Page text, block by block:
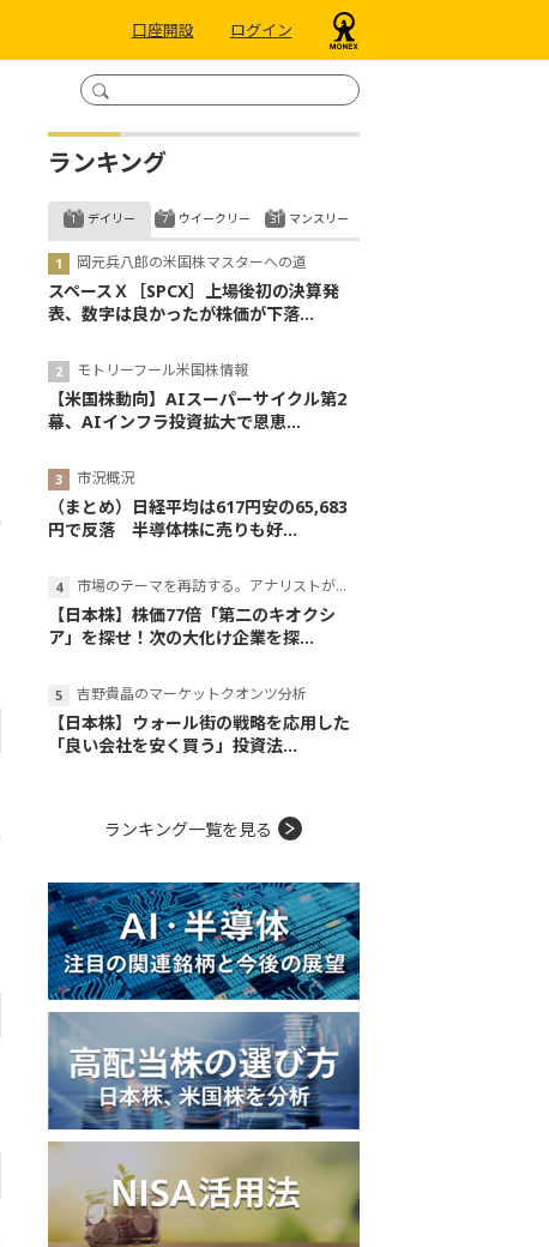
口座開設 ログイン
ランキング
デイリー
岡元兵八郎の米国株マスターへの道
スペースＸ［SPCX］上場後初の決算発
表、数字は良かったが株価が下落...
モトリーフール米国株情報
【米国株動向】AIスーパーサイクル第2
幕、AIインフラ投資拡大で恩恵...
市況概況
（まとめ）日経平均は617円安の65,683
円で反落 半導体株に売りも好...
市場のテーマを再訪する。アナリストが読み解くテーマの本質
【日本株】株価77倍「第二のキオクシ
ア」を探せ！次の大化け企業を探...
吉野貴晶のマーケットクオンツ分析
【日本株】ウォール街の戦略を応用した
「良い会社を安く買う」投資法...
ウイークリー マンスリー
ランキング一覧を見る